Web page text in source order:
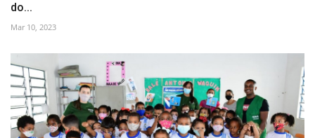
do...
Mar 10, 2023